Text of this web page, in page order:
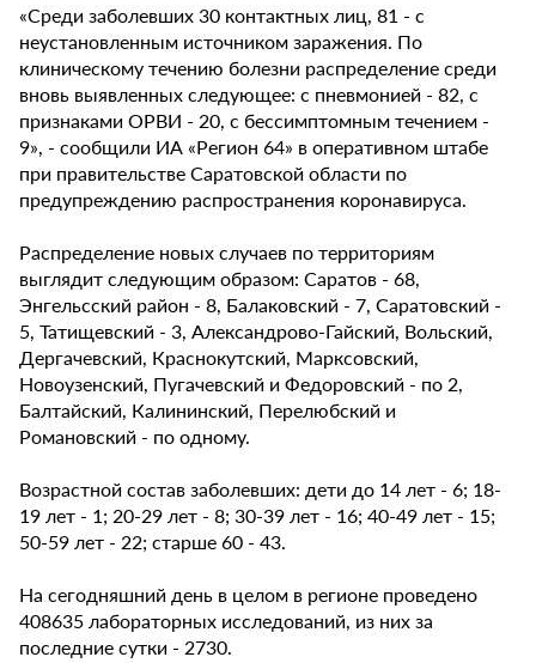
«Среди заболевших 30 контактных лиц, 81 - с
неустановленным источником заражения. По
клиническому течению болезни распределение среди
вновь выявленных следующее: с пневмонией - 82, с
признаками ОРВИ - 20, с бессимптомным течением -
9», - сообщили ИА «Регион 64» в оперативном штабе
при правительстве Саратовской области по
предупреждению распространения коронавируса.
Распределение новых случаев по территориям
выглядит следующим образом: Саратов - 68,
Энгельсский район - 8, Балаковский - 7, Саратовский -
5, Татищевский - 3, Александрово-Гайский, Вольский,
Дергачевский, Краснокутский, Марксовский,
Новоузенский, Пугачевский и Федоровский - по 2,
Балтайский, Калининский, Перелюбский и
Романовский - по одному.
Возрастной состав заболевших: дети до 14 лет - 6; 18-
19 лет - 1; 20-29 лет - 8; 30-39 лет - 16; 40-49 лет - 15;
50-59 лет - 22; старше 60 - 43.
На сегодняшний день в целом в регионе проведено
408635 лабораторных исследований, из них за
последние сутки - 2730.